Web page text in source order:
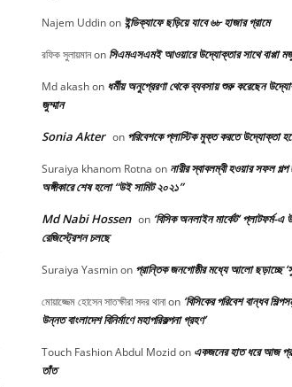
Najem Uddinon ইন্ডিক্যাফে ছড়িয়ে যাবে ৬৮ হাজার গ্রামে
রফিক সুলায়মানon সিএমএসএমই আওয়ারে উদ্যোক্তার সাথে বাপ্পা
Md akashon ধর্মীয় অনুপ্রেরণা থেকে ব্যবসায় শুরু করেছেন
জুম্মান
Sonia Akter on পরিবেশকে প্লাস্টিক মুক্ত করতে উদ্যোক্তা
Suraiya khanom Rotna on নারীর স্বাবলম্বী হওয়ার সফল
অঙ্গীকারে শেষ হলো “উই সামিট ২০২১”
Md Nabi Hossen on ‘বিসিক অনলাইন মার্কেট’ প্লাটফর্ম-
রেজিস্ট্রেশন চলছে
Suraiya Yasminon প্রান্তিক জনগোষ্ঠীর মধ্যে আলো ছড়াচ্ছে
মোয়াজ্জেম হোসেন সাতক্ষীরা সদর থানাon ‘বিসিকের পরিবেশ বান্ধব
উন্নত বাংলাদেশ বিনির্মাণে মহাপরিকল্পনা গ্রহণ’
Touch Fashion Abdul Mozidon একজনের হাত ধরে আজ
তাঁত